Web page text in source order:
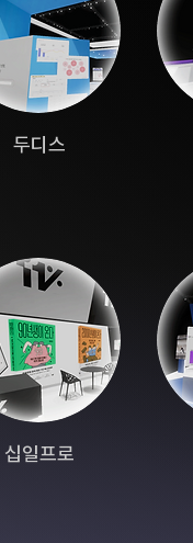
두디스
십일프로